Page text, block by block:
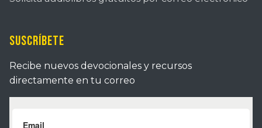
Suscríbete
Recibe nuevos devocionales y recursos
directamente en tu correo